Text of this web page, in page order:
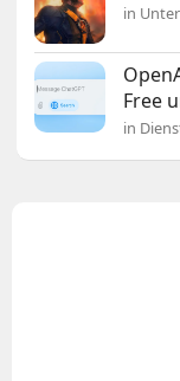
in
Free
in